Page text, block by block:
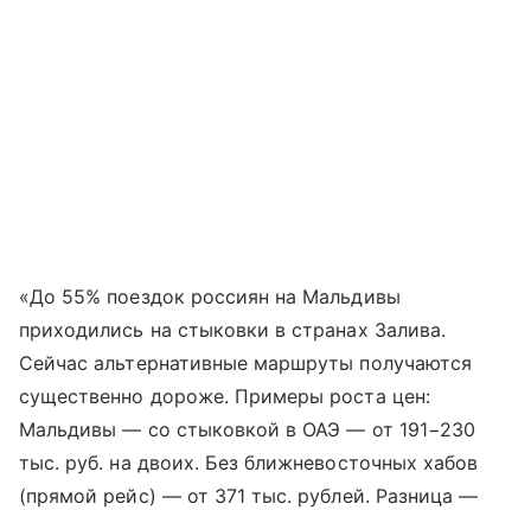
«До 55% поездок россиян на Мальдивы
приходились на стыковки в странах Залива.
Сейчас альтернативные маршруты получаются
существенно дороже. Примеры роста цен:
Мальдивы — со стыковкой в ОАЭ — от 191−230
тыс. руб. на двоих. Без ближневосточных хабов
(прямой рейс) — от 371 тыс. рублей. Разница —